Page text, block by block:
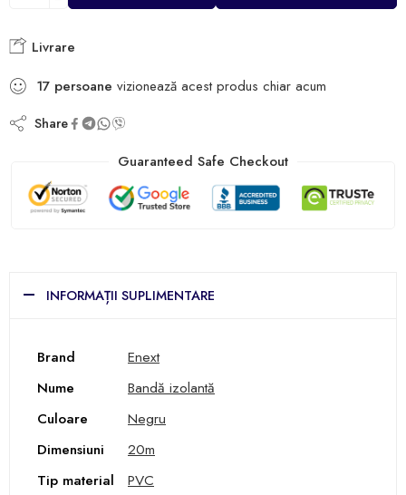
Livrare
17 persoane vizionează acest produs chiar acum
Share
Guaranteed Safe Checkout
INFORMAȚII SUPLIMENTARE
Brand
Enext
Nume
Bandă izolantă
Culoare
Negru
Dimensiuni
20m
Tip material
PVC